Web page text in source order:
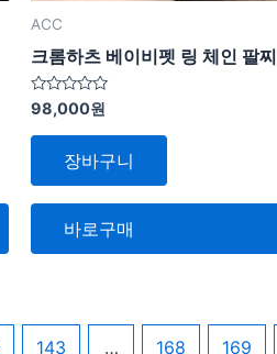
ACC
크롬하츠 베이비펫 링 체인 팔찌
5
중
에
평
가
98,000원
장바구니
바로구매
143 … 168 169